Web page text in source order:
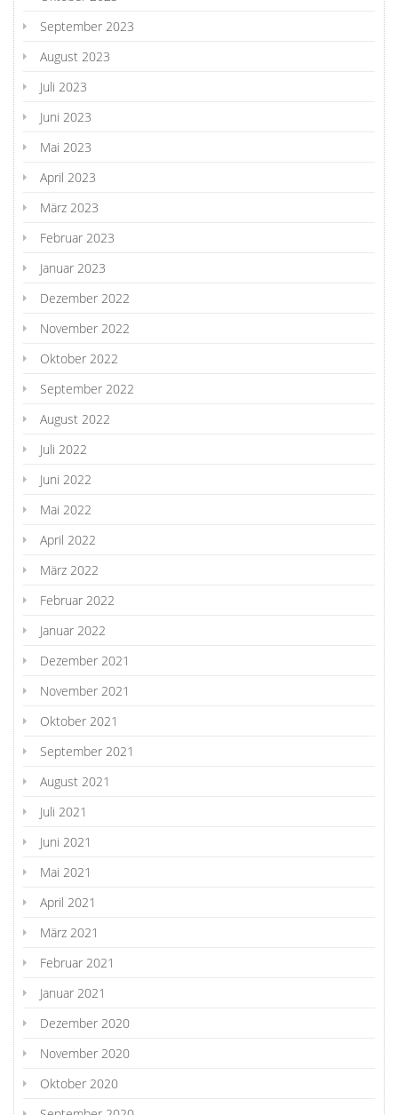
September 2023
August 2023
Juli 2023
Juni 2023
Mai 2023
April 2023
März 2023
Februar 2023
Januar 2023
Dezember 2022
November 2022
Oktober 2022
September 2022
August 2022
Juli 2022
Juni 2022
Mai 2022
April 2022
März 2022
Februar 2022
Januar 2022
Dezember 2021
November 2021
Oktober 2021
September 2021
August 2021
Juli 2021
Juni 2021
Mai 2021
April 2021
März 2021
Februar 2021
Januar 2021
Dezember 2020
November 2020
Oktober 2020